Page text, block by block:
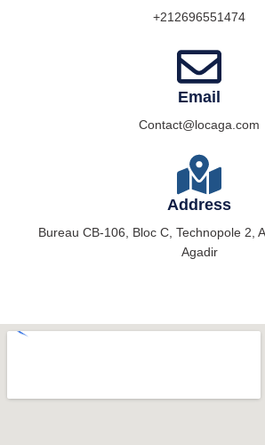
+212696551474
Email
Contact@locaga.com
Address
Bureau CB-106, Bloc C, Technopole 2,
Agadir